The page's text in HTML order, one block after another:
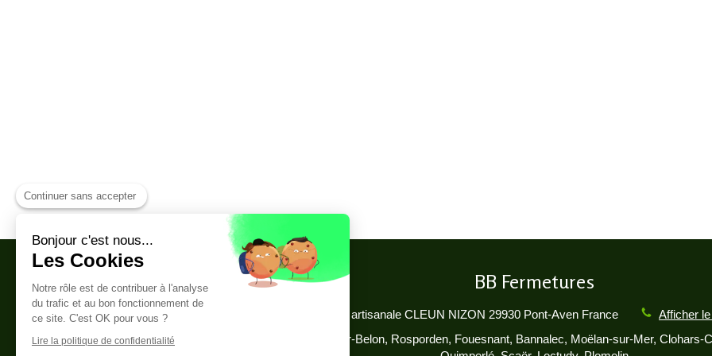
BB Fermetures
zone artisanale CLEUN NIZON 29930 Pont-Aven France
Afficher
Concarneau, Riec-sur-Belon, Rosporden, Fouesnant, Bannalec, Moëlan-sur-Mer, Clohars-
Continuer sans accepter
Bonjour c'est nous...
Les Cookies
Notre rôle est de contribuer à l'analyse
du trafic et au bon fonctionnement de
ce site. C'est OK pour vous ?
Lire la politique de confidentialité